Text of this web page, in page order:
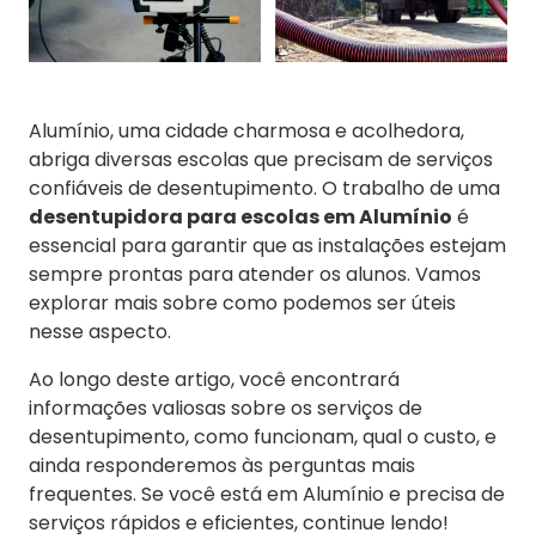
Alumínio, uma cidade charmosa e acolhedora,
abriga diversas escolas que precisam de serviços
confiáveis de desentupimento. O trabalho de uma
desentupidora para escolas em Alumínio é
essencial para garantir que as instalações estejam
sempre prontas para atender os alunos. Vamos
explorar mais sobre como podemos ser úteis
nesse aspecto.
Ao longo deste artigo, você encontrará
informações valiosas sobre os serviços de
desentupimento, como funcionam, qual o custo, e
ainda responderemos às perguntas mais
frequentes. Se você está em Alumínio e precisa de
serviços rápidos e eficientes, continue lendo!